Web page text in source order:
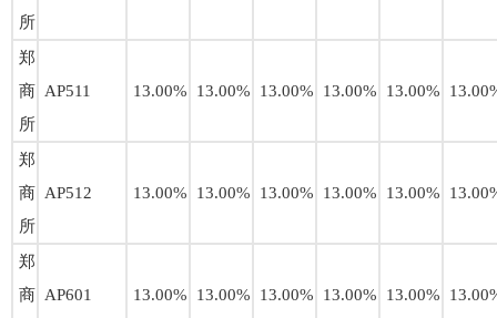
所
郑
商
所
AP511 13.00% 13.00% 13.00% 13.00% 13.00%
郑
商
所
AP512 13.00% 13.00% 13.00% 13.00% 13.00%
郑
商 AP601 13.00% 13.00% 13.00% 13.00% 13.00%